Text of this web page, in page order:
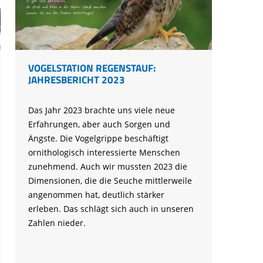
Naturschauspiel Starenschwärme
Vogel des Jahres
Die häufigsten Wintervögel
Die wichtigsten Zugvögel
Die wichtigsten Alpenvögel
Die wichtigsten Wasservögel
Leicht verwechselbar
Blühflächen anlegen
Rechtliches zum naturnahen Garten
Gärtnern ohne Torf
Gefahren durch Feuer
Feuersalamander - praktische
Schutzmaßnahmen
Richtiges Verhalten bei Bodenbrütern
Geocaching: Konfliktvermeidung
Mulchen
Fledermaus gefunden
Igel gefunden
Umweltstation Wiesmühl mit
Außenstelle Übersee
Schulgarten-Wettbewerb Bayern
Alltagskompetenzen - Schule fürs Leben
VOGELSTATION REGENSTAUF:
JAHRESBERICHT 2023
Das Jahr 2023 brachte uns viele neue
Erfahrungen, aber auch Sorgen und
Ängste. Die Vogelgrippe beschäftigt
ornithologisch interessierte Menschen
zunehmend. Auch wir mussten 2023 die
Dimensionen, die die Seuche mittlerweile
angenommen hat, deutlich stärker
erleben. Das schlägt sich auch in unseren
Zahlen nieder.